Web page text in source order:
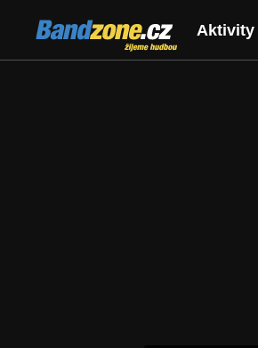
Bandzone.cz
žijeme hudbou
Aktivity